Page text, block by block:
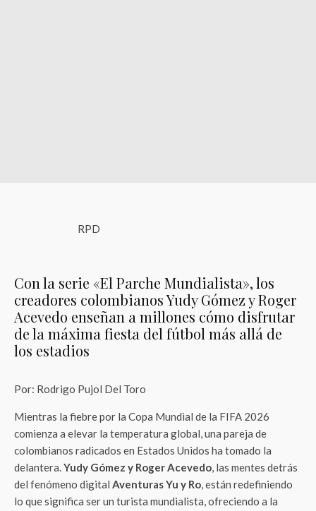
RPD
Con la serie «El Parche Mundialista», los
creadores colombianos Yudy Gómez y Roger
Acevedo enseñan a millones cómo disfrutar
de la máxima fiesta del fútbol más allá de
los estadios
Por: Rodrigo Pujol Del Toro
Mientras la fiebre por la Copa Mundial de la FIFA 2026
comienza a elevar la temperatura global, una pareja de
colombianos radicados en Estados Unidos ha tomado la
delantera.Yudy Gómez y Roger Acevedo, las mentes detrás
del fenómeno digital Aventuras Yu y Ro, están redefiniendo
lo que significa ser un turista mundialista, ofreciendo a la